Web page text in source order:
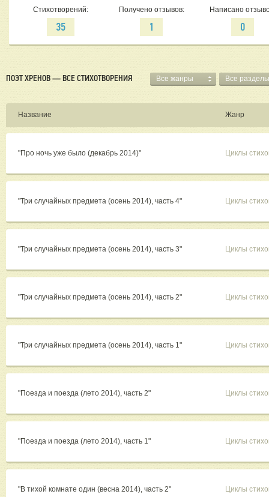
Стихотворений:
35
Получено отзывов:
1
Написано
0
ПОЭТ ХРЕНОВ — ВСЕ СТИХОТВОРЕНИЯ Все жанры Все разделы
Название Жанр
"Про ночь уже было (декабрь 2014)" Циклы
"Три случайных предмета (осень 2014), часть 4" Циклы
"Три случайных предмета (осень 2014), часть 3" Циклы
"Три случайных предмета (осень 2014), часть 2" Циклы
"Три случайных предмета (осень 2014), часть 1" Циклы
"Поезда и поезда (лето 2014), часть 2" Циклы
"Поезда и поезда (лето 2014), часть 1" Циклы
"В тихой комнате один (весна 2014), часть 2" Циклы